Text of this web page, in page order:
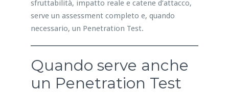
sfruttabilità, impatto reale e catene d’attacco,
serve un assessment completo e, quando
necessario, un Penetration Test.
Quando serve anche
un Penetration Test